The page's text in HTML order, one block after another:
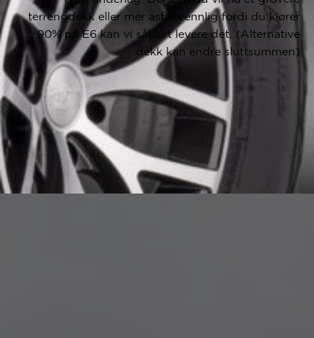
terrengdekk eller mer asfaltvennlig fordi du kjører
90% på E6 kan vi såklart levere det. (Alternative
dekk kan endre sluttsummen)